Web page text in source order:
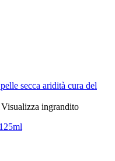
pelle secca aridità cura del
Visualizza ingrandito